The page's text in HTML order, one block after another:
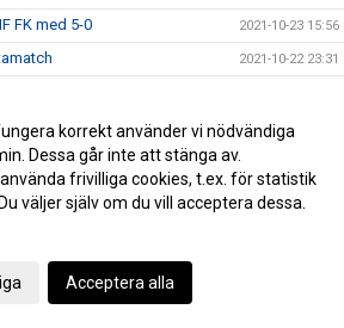
FK med 5-0 2021-10-23 15:56
2021-10-22 23:31
17 oktober 2021-10-17 07:54
IF 2021-10-16 19:59
med 12-0 ! 2021-10-12 17:45
match imorgon!!
9 oktober
korrekt använder vi nödvändiga
Dessa går inte att stänga av.
frivilliga cookies, t.ex. för statistik
väljer själv om du vill acceptera dessa.
Acceptera alla